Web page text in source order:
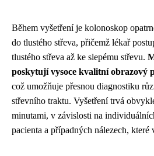
Během vyšetření je kolonoskop
do tlustého střeva, přičemž lékař
tlustého střeva až ke slepému střevu.
poskytují vysoce kvalitní obrazový
což umožňuje přesnou diagnostiku
střevního traktu. Vyšetření trvá
minutami, v závislosti na
pacienta a případných nálezech,